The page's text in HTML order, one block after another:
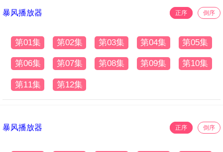
暴风播放器 正序 倒序
第01集 第02集 第03集 第04集 第05集
第06集 第07集 第08集 第09集 第10集
第11集 第12集
暴风播放器 正序 倒序